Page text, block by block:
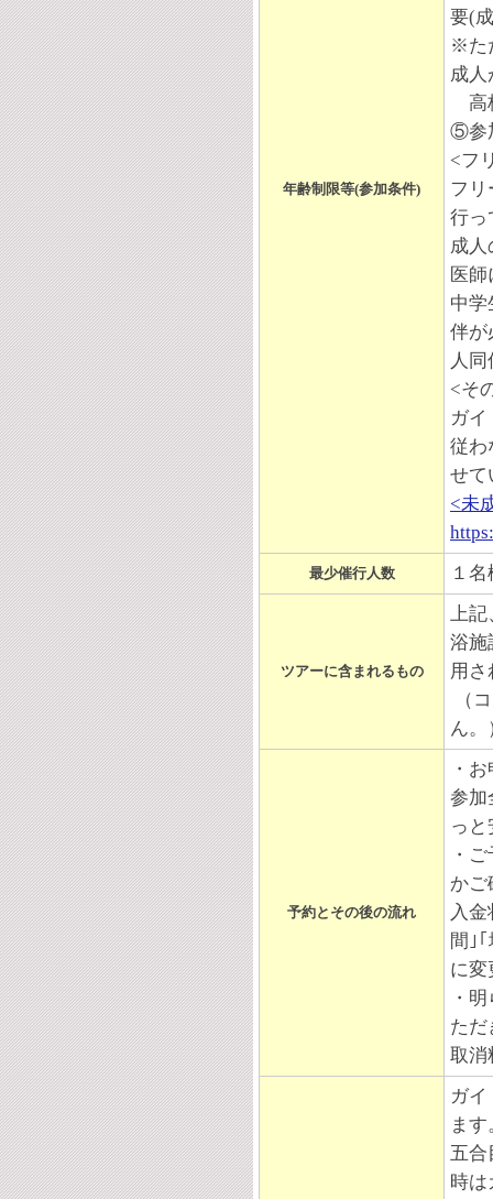
年齢制限等(参加条件)
要(
※た
成人
高
⑤参
<フ
フリ
行っ
成人
医
中学
伴が
人
<そ
ガ
従わ
せて
<未
最少催行人数 １
ツアーに含まれるもの
上記
浴施
用さ
（
ん。
予約とその後の流れ
・
参加
っ
・
かご
入
間｣
に変
・
ただ
取消
ガ
ま
五合
時は